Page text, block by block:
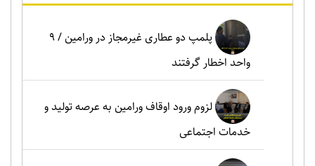
پلمپ دو عطاری غیرمجاز در ورامین / ۹
واحد اخطار گرفتند
لزوم ورود اوقاف ورامین به عرصه تولید و
خدمات اجتماعی